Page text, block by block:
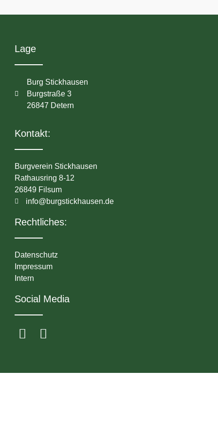
Lage
Burg Stickhausen
Burgstraße 3
26847 Detern
Kontakt:
Burgverein Stickhausen
Rathausring 8-12
26849 Filsum
info@burgstickhausen.de
Rechtliches:
Datenschutz
Impressum
Intern
Social Media